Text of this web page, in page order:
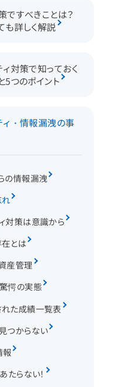
ですべきことは？
も詳しく解説
対策で知っておく
5つのポイント
ィ・情報漏洩の事
の情報漏洩
対策は意識から
とは
産管理
愕の実態
た成績一覧表
つからない
報
たらない！